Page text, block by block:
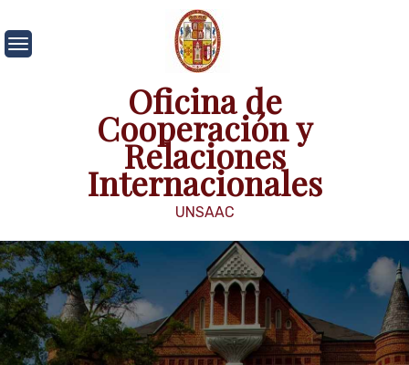
to
content
Oficina de
Cooperación y
Relaciones
Internacionales
UNSAAC